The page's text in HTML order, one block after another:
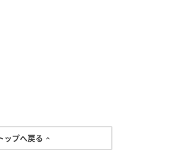
ップへ戻る